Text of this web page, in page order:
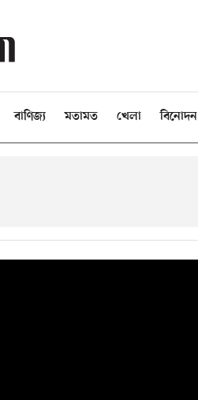
বাণিজ্য মতামত খেলা বিনোদন